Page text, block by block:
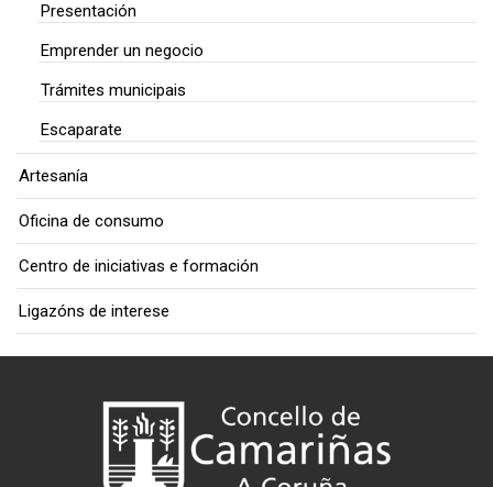
Presentación
Emprender un negocio
Trámites municipais
Escaparate
Artesanía
Oficina de consumo
Centro de iniciativas e formación
Ligazóns de interese